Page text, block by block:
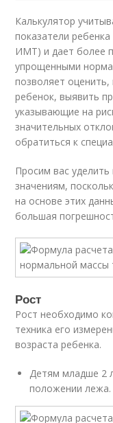
Калькулятор
показатели
ИМТ) и дает более
упрощенными
позволяет
ребенок, выявить
указывающие на
значительных
обратиться к
Просим вас
значениям,
на основе этих
большая
Рост
Рост необходимо
техника его
возраста ребенка.
Детям младше 2
положении лежа.